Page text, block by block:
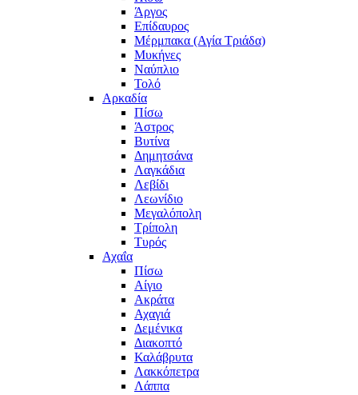
Άργος
Επίδαυρος
Μέρμπακα (Αγία Τριάδα)
Μυκήνες
Ναύπλιο
Τολό
Αρκαδία
Πίσω
Άστρος
Βυτίνα
Δημητσάνα
Λαγκάδια
Λεβίδι
Λεωνίδιο
Μεγαλόπολη
Τρίπολη
Τυρός
Αχαΐα
Πίσω
Αίγιο
Ακράτα
Αχαγιά
Δεμένικα
Διακοπτό
Καλάβρυτα
Λακκόπετρα
Λάππα